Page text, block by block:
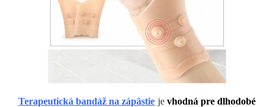
Terapeutická bandáž na zápästie je vhodná pre dlhodobé